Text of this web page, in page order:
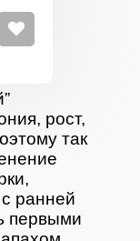
рост,
так
ранней
первыми